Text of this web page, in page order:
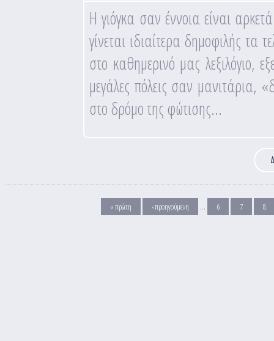
H γιόγκα σαν έννοια είναι
γίνεται ιδιαίτερα δημοφιλής τα
στο καθημερινό μας λεξιλόγιο,
μεγάλες πόλεις σαν
στο δρόμο της φώτισης...
« πρώτη ‹ προηγούμενη … 6 7 8